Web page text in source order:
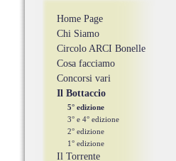
Home Page
Chi Siamo
Circolo ARCI Bonelle
Cosa facciamo
Concorsi vari
Il Bottaccio
5° edizione
3° e 4° edizione
2° edizione
1° edizione
Il Torrente